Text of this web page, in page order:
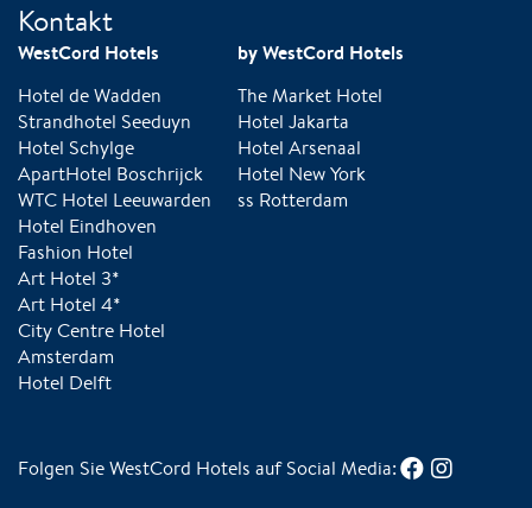
Kontakt
WestCord Hotels
Hotel de Wadden
Strandhotel Seeduyn
Hotel Schylge
ApartHotel Boschrijck
WTC Hotel Leeuwarden
Hotel Eindhoven
Fashion Hotel
Art Hotel 3*
Art Hotel 4*
City Centre Hotel
Amsterdam
Hotel Delft
by WestCord Hotels
The Market Hotel
Hotel Jakarta
Hotel Arsenaal
Hotel New York
ss Rotterdam
Folgen Sie WestCord Hotels auf Social Media: